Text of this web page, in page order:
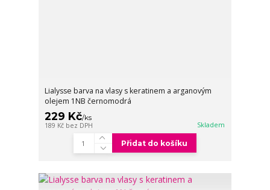
Lialysse barva na vlasy s keratinem a arganovým
olejem 1NB černomodrá
229 Kč/ks
189 Kč bez DPH Skladem
Přidat do košíku